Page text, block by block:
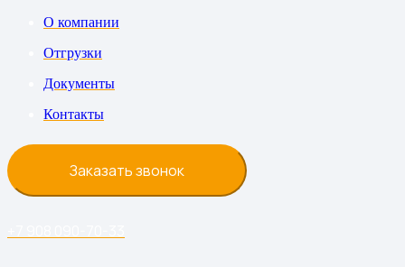
О компании
Отгрузки
Документы
Контакты
Заказать звонок